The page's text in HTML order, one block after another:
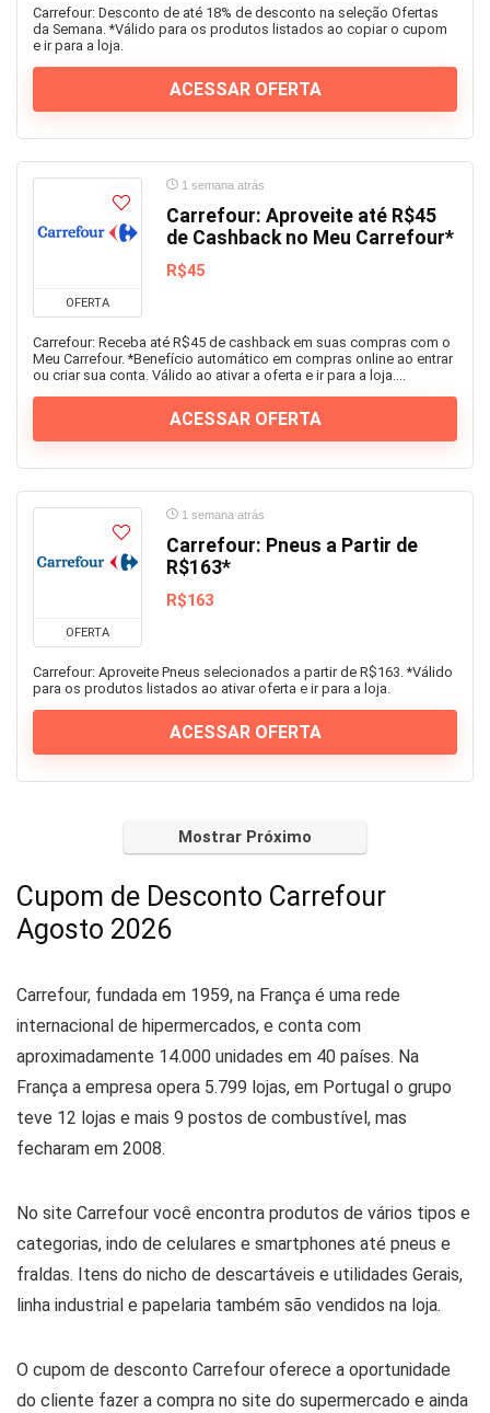
Carrefour: Desconto de até 18% de desconto na seleção Ofertas
da Semana. *Válido para os produtos listados ao copiar o cupom
e ir para a loja.
ACESSAR OFERTA
OFERTA
1 semana atrás
Carrefour: Aproveite até R$45
de Cashback no Meu Carrefour*
R$45
Carrefour: Receba até R$45 de cashback em suas compras com o
Meu Carrefour. *Benefício automático em compras online ao entrar
ou criar sua conta. Válido ao ativar a oferta e ir para a loja....
ACESSAR OFERTA
OFERTA
1 semana atrás
Carrefour: Pneus a Partir de
R$163*
R$163
Carrefour: Aproveite Pneus selecionados a partir de R$163. *Válido
para os produtos listados ao ativar oferta e ir para a loja.
ACESSAR OFERTA
Mostrar Próximo
Cupom de Desconto Carrefour
Agosto 2026
Carrefour, fundada em 1959, na França é uma rede
internacional de hipermercados, e conta com
aproximadamente 14.000 unidades em 40 países. Na
França a empresa opera 5.799 lojas, em Portugal o grupo
teve 12 lojas e mais 9 postos de combustível, mas
fecharam em 2008.
No site Carrefour você encontra produtos de vários tipos e
categorias, indo de celulares e smartphones até pneus e
fraldas. Itens do nicho de descartáveis e utilidades Gerais,
linha industrial e papelaria também são vendidos na loja.
O cupom de desconto Carrefour oferece a oportunidade
do cliente fazer a compra no site do supermercado e ainda